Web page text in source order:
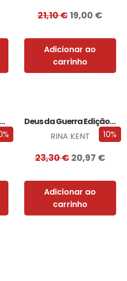
21,10€19,00 €
Adicionar ao
carrinho
Edição com EDGES
10%
Deus da Guerra Edição com EDGES
RINA KENT
23,30€ 20,97 €
Adicionar ao
carrinho